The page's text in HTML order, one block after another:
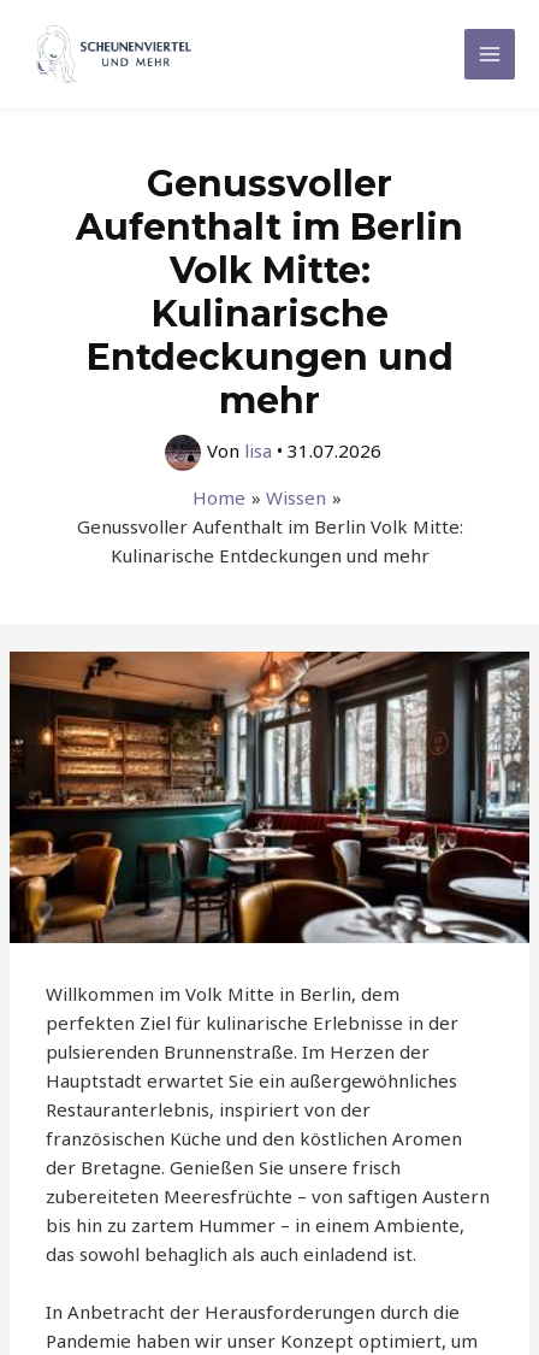
Inhalt
springen
Main
Genussvoller
Aufenthalt im Berlin
Volk Mitte:
Kulinarische
Entdeckungen und
mehr
Von lisa • 31.07.2026
Home
Wissen
Genussvoller Aufenthalt im Berlin Volk Mitte:
Kulinarische Entdeckungen und mehr
Willkommen im Volk Mitte in Berlin, dem
perfekten Ziel für kulinarische Erlebnisse in der
pulsierenden Brunnenstraße. Im Herzen der
Hauptstadt erwartet Sie ein außergewöhnliches
Restauranterlebnis, inspiriert von der
französischen Küche und den köstlichen Aromen
der Bretagne. Genießen Sie unsere frisch
zubereiteten Meeresfrüchte – von saftigen Austern
bis hin zu zartem Hummer – in einem Ambiente,
das sowohl behaglich als auch einladend ist.
In Anbetracht der Herausforderungen durch die
Pandemie haben wir unser Konzept optimiert, um